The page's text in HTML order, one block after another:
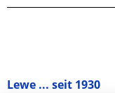
Lewe ... seit 1930